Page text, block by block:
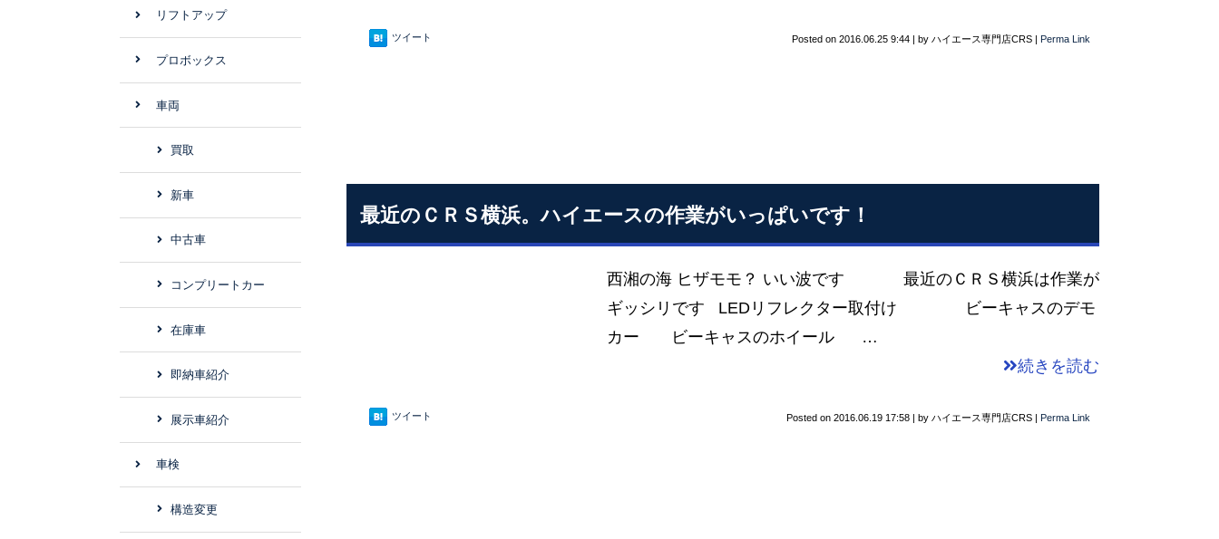
ツイート Posted on 2016.06.25 9:44 | by ハイエース専門店CRS | Perma Link
最近のＣＲＳ横浜。ハイエースの作業がいっぱいです！
西湘の海 ヒザモモ？ いい波です 最近のＣＲＳ横浜は作業が
ギッシリです LEDリフレクター取付け ビーキャスのデモ
カー ビーキャスのホイール …
続きを読む
ツイート Posted on 2016.06.19 17:58 | by ハイエース専門店CRS | Perma Link
リフトアップ
プロボックス
車両
買取
新車
中古車
コンプリートカー
在庫車
即納車紹介
展示車紹介
車検
構造変更